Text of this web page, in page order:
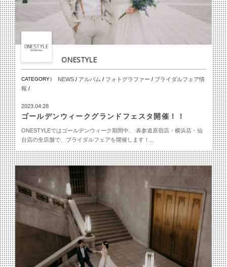
ONESTYLE
CATEGORY） NEWS/ アルバム / フォトグラファー / ブライダルフェア情
報 /
2023.04.28
ゴールデンウィークグランドフェスタ開催！！
ONESTYLEではゴールデンウィーク期間中、 表参道原宿店・横浜店・仙
台店の全店舗で、ブライダルフェアを開催します！...